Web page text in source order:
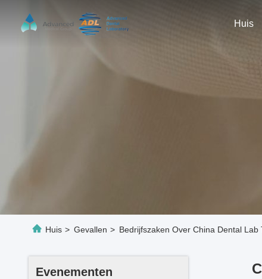
Huis
Huis > Gevallen > Bedrijfszaken Over China Dental
Evenementen